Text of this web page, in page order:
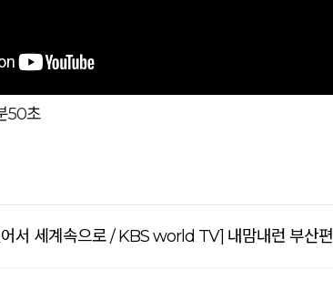
50초
서 세계속으로 / KBS world TV] 내맘내런 부산편